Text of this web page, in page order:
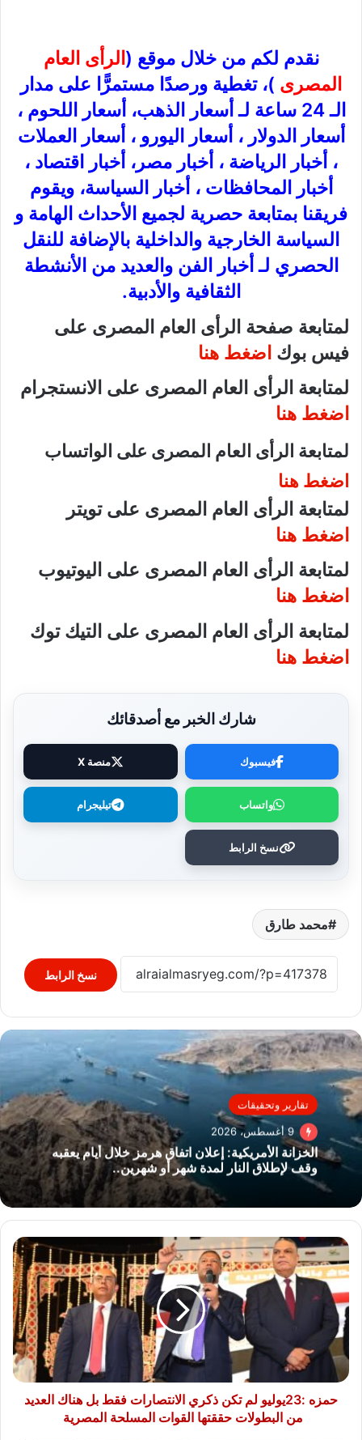
نقدم لكم من خلال موقع ( الرأى العام
المصرى )، تغطية ورصدًا مستمرًّا على مدار
الـ 24 ساعة لـ أسعار الذهب، أسعار اللحوم ،
أسعار الدولار ، أسعار اليورو ، أسعار العملات
، أخبار الرياضة ، أخبار مصر، أخبار اقتصاد ،
أخبار المحافظات ، أخبار السياسة، ويقوم
فريقنا بمتابعة حصرية لجميع الأحداث الهامة و
السياسة الخارجية والداخلية بالإضافة للنقل
الحصري لـ أخبار الفن والعديد من الأنشطة
الثقافية والأدبية.
لمتابعة صفحة الرأى العام المصرى على
فيس بوك اضغط هنا
لمتابعة الرأى العام المصرى على الانستجرام
اضغط هنا
لمتابعة الرأى العام المصرى على الواتساب
اضغط هنا
لمتابعة الرأى العام المصرى على تويتر
اضغط هنا
لمتابعة الرأى العام المصرى على اليوتيوب
اضغط هنا
لمتابعة الرأى العام المصرى على التيك توك
اضغط هنا
شارك الخبر مع أصدقائك
فيسبوك منصة X
واتساب تيليجرام
نسخ الرابط
محمد طارق
نسخ الرابط
تقارير وتحقيقات
9 أغسطس، 2026
الخزانة الأمريكية: إعلان اتفاق هرمز خلال أيام يعقبه
وقف لإطلاق النار لمدة شهر أو شهرين..
حمزه
:23يوليو
لم
تكن
ذكري
الانتصارات
فقط
بل
هناك
العديد
حمزه :23يوليو لم تكن ذكري الانتصارات فقط بل هناك العديد
من البطولات حققتها القوات المسلحة المصرية